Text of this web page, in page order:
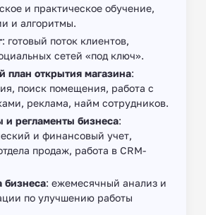
и практическое обучение,
и алгоритмы.
: готовый поток клиентов,
сетей «под ключ».
план открытия магазина:
поиск помещения, работа с
реклама, найм сотрудников.
и регламенты бизнеса:
и финансовый учет,
продаж, работа в CRM-
бизнеса: ежемесячный анализ и
по улучшению работы